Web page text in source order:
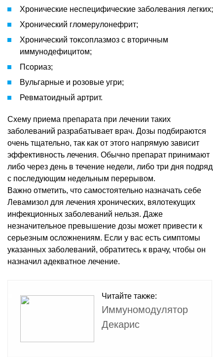
Хронические неспецифические заболевания легких;
Хронический гломерулонефрит;
Хронический токсоплазмоз с вторичным
иммунодефицитом;
Псориаз;
Вульгарные и розовые угри;
Ревматоидный артрит.
Схему приема препарата при лечении таких
заболеваний разрабатывает врач. Дозы подбираются
очень тщательно, так как от этого напрямую зависит
эффективность лечения. Обычно препарат принимают
либо через день в течение недели, либо три дня подряд
с последующим недельным перерывом.
Важно отметить, что самостоятельно назначать себе
Левамизол для лечения хронических, вялотекущих
инфекционных заболеваний нельзя. Даже
незначительное превышение дозы может привести к
серьезным осложнениям. Если у вас есть симптомы
указанных заболеваний, обратитесь к врачу, чтобы он
назначил адекватное лечение.
Читайте также:
Иммуномодулятор
Декарис